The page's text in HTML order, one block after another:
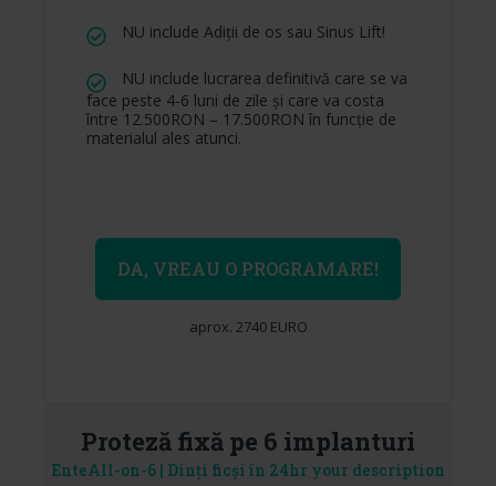
NU include Adiții de os sau Sinus Lift!
NU include lucrarea definitivă care se va
face peste 4-6 luni de zile și care va costa
între 12.500RON – 17.500RON în funcție de
materialul ales atunci.
DA, VREAU O PROGRAMARE!
aprox. 2740 EURO
Proteză fixă pe 6 implanturi
EnteAll-on-6 | Dinți ficși în 24hr your description